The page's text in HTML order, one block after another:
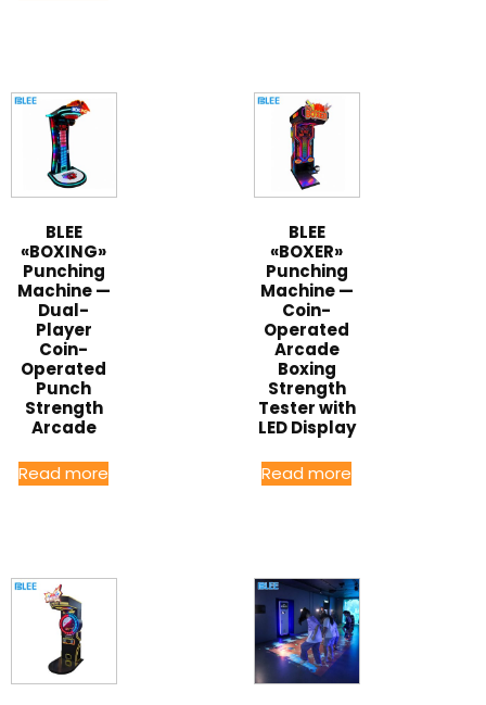
BLEE
«BOXING»
Punching
Machine —
Dual-
Player
Coin-
Operated
Punch
Strength
Arcade
Read more
BLEE
«BOXER»
Punching
Machine —
Coin-
Operated
Arcade
Boxing
Strength
Tester with
LED Display
Read more